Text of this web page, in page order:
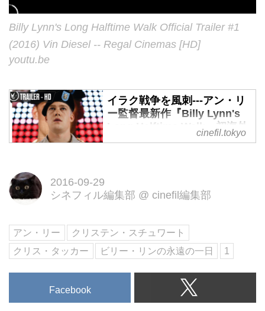
Billy Lynn's Long Halftime Walk Official Trailer #1
(2016) Vin Diesel -- Regal Cinemas [HD]
youtu.be
イラク戦争を風刺---アン・リ
ー監督最新作『Billy Lynn's
Long Halftime Walk』初海外
予告解禁！来年のオスカー？
イラク戦争時代のアメリカを見事
督が映画化！
オスカー２度の受賞に輝く、ア
ン・リー監督の最新作『Billy
Lynn's Long Halftime Walk』の海
外版予告第一弾が解禁された。
ストーリーは、イラク戦争を風刺
cinefil.tokyo
2016-09-29
シネフィル編集部 @ cinefil編集部
アン・リー
クリステン・スチュワート
クリス・タッカー
ビリー・リンの永遠の一日 1
Facebook